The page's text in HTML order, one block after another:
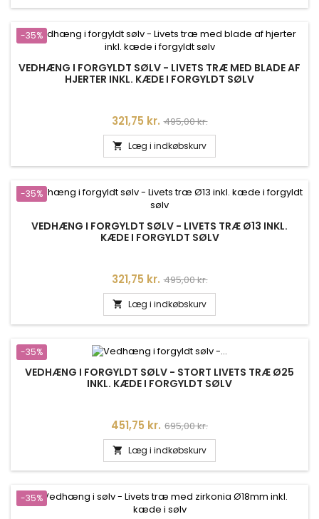
-35%
VEDHÆNG I FORGYLDT SØLV - LIVETS TRÆ MED BLADE AF
HJERTER INKL. KÆDE I FORGYLDT SØLV
Pris
321,75 kr. Normalpris
495,00 kr.
 Læg i indkøbskurv
-35%
VEDHÆNG I FORGYLDT SØLV - LIVETS TRÆ Ø13 INKL.
KÆDE I FORGYLDT SØLV
Pris
321,75 kr. Normalpris
495,00 kr.
 Læg i indkøbskurv
-35%
VEDHÆNG I FORGYLDT SØLV - STORT LIVETS TRÆ Ø25
INKL. KÆDE I FORGYLDT SØLV
Pris
451,75 kr. Normalpris
695,00 kr.
 Læg i indkøbskurv
-35%